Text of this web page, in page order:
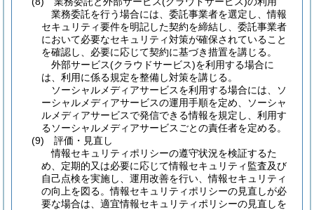
業務委託を行う場合には、委託事業者を選定し、情報
セキュリティ要件を明記した契約を締結し、委託事業者
において必要なセキュリティ対策が確保されていること
を確認し、必要に応じて契約に基づき措置を講じる。
外部サービス(クラウドサービス)を利用する場合に
は、利用に係る規定を整備し対策を講じる。
ソーシャルメディアサービスを利用する場合には、ソ
ーシャルメディアサービスの運用手順を定め、ソーシャ
ルメディアサービスで発信できる情報を規定し、利用す
るソーシャルメディアサービスごとの責任者を定める。
(9)
評価・見直し
情報セキュリティポリシーの遵守状況を検証するた
め、定期的又は必要に応じて情報セキュリティ監査及び
自己点検を実施し、運用改善を行い、情報セキュリティ
の向上を図る。情報セキュリティポリシーの見直しが必
要な場合は、適宜情報セキュリティポリシーの見直しを